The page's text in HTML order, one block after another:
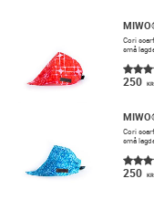
​Cori
små
250 KR
​Cori
små
250 KR